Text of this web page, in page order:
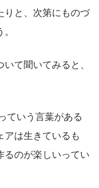
りと、次第にものづ
て聞いてみると、
ていう言葉がある
アは生きているも
るのが楽しいってい